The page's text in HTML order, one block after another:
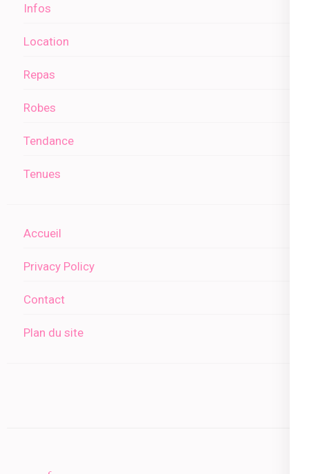
Infos
Location
Repas
Robes
Tendance
Tenues
Accueil
Privacy Policy
Contact
Plan du site